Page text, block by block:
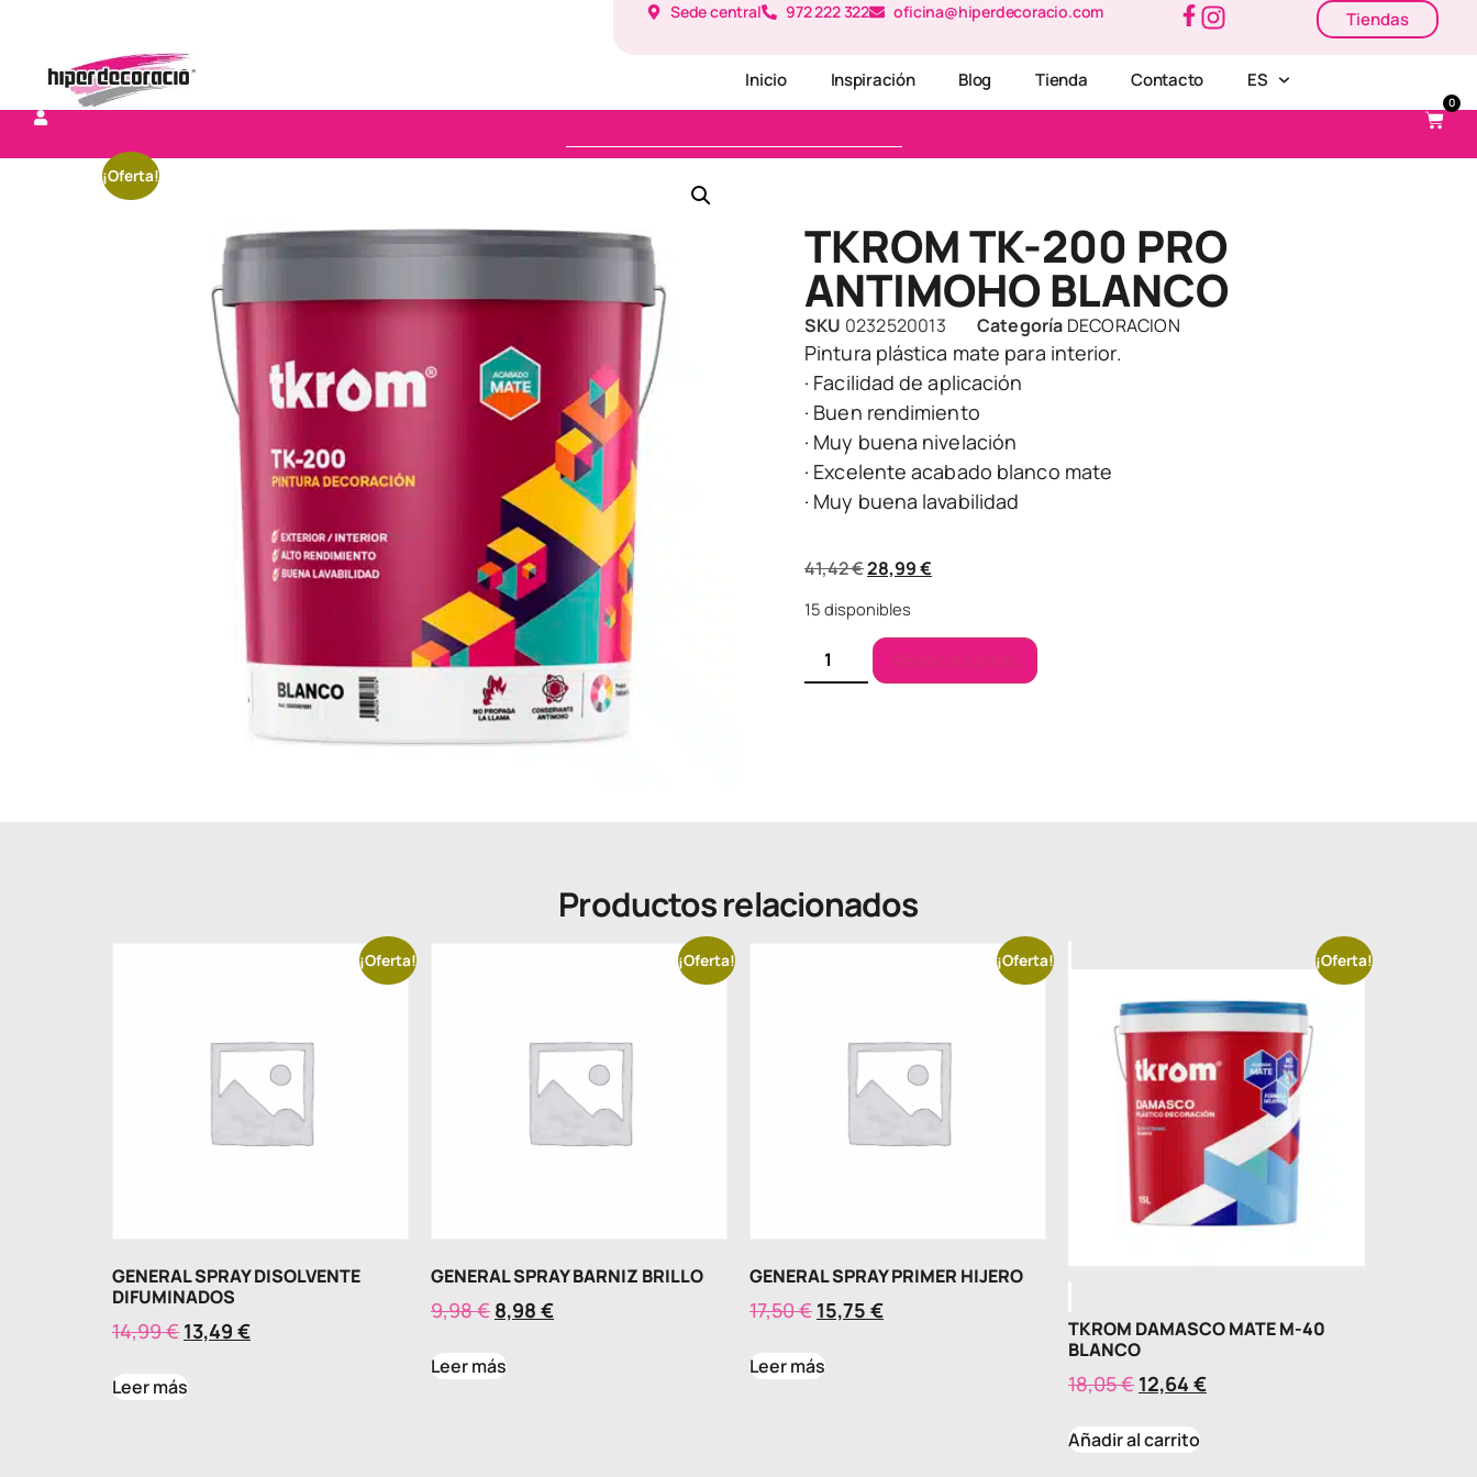
Sede central 972 222 322 oficina@hiperdecoracio.com Tiendas
Inicio Inspiración Blog Tienda Contacto ES
0
¡Oferta!
TKROM TK-200 PRO
ANTIMOHO BLANCO
SKU 0232520013 Categoría DECORACION
Pintura plástica mate para interior.
· Facilidad de aplicación
· Buen rendimiento
· Muy buena nivelación
· Excelente acabado blanco mate
· Muy buena lavabilidad
41,42€28,99€
15 disponibles
Añadir al carrito
Productos relacionados
¡Oferta!
GENERAL SPRAY DISOLVENTE
DIFUMINADOS
14,99€ 13,49 €
Leer más
¡Oferta!
GENERAL SPRAY BARNIZ BRILLO
9,98€ 8,98 €
Leer más
¡Oferta!
GENERAL SPRAY PRIMER HIJERO
17,50€ 15,75 €
Leer más
¡Oferta!
TKROM DAMASCO MATE M-40
BLANCO
18,05€ 12,64 €
Añadir al carrito